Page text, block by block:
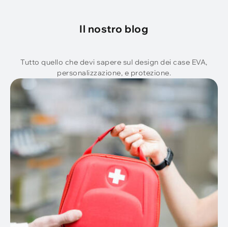
Il nostro blog
Tutto quello che devi sapere sul design dei case EVA,
personalizzazione, e protezione.